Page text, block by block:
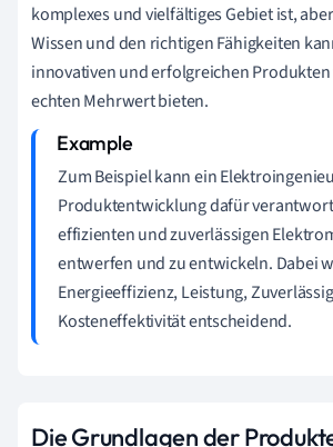
komplexes und vielfältiges Gebiet ist,
Wissen und den richtigen Fähigkeiten
innovativen und erfolgreichen
echten Mehrwert bieten.
Zum Beispiel kann ein
Produktentwicklung dafür
effizienten und zuverlässigen
entwerfen und zu entwickeln. Dabei
Energieeffizienz, Leistung,
Kosteneffektivität entscheidend.
Die Grundlagen der